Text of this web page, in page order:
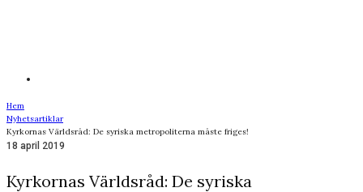
Hem
Nyhetsartiklar
Kyrkornas Världsråd: De syriska metropoliterna måste friges!
18 april 2019
Kyrkornas Världsråd: De syriska